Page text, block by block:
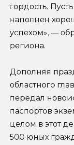
гордость.
наполнен
успехом», —
региона.
Дополняя
областного
передал
паспортов
целом в этот
500 юных